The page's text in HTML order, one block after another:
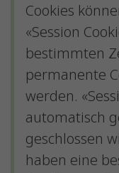
Cookies
«Session
bestimmten
permanente
werden.
automatisch
geschlossen
haben eine